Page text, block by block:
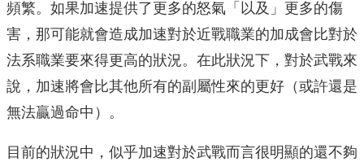
頻繁。如果加速提供了更多的怒氣「以及」更多的傷
害，那可能就會造成加速對於近戰職業的加成會比對於
法系職業要來得更高的狀況。在此狀況下，對於武戰來
說，加速將會比其他所有的副屬性來的更好（或許還是
無法贏過命中）。
目前的狀況中，似乎加速對於武戰而言很明顯的還不夠